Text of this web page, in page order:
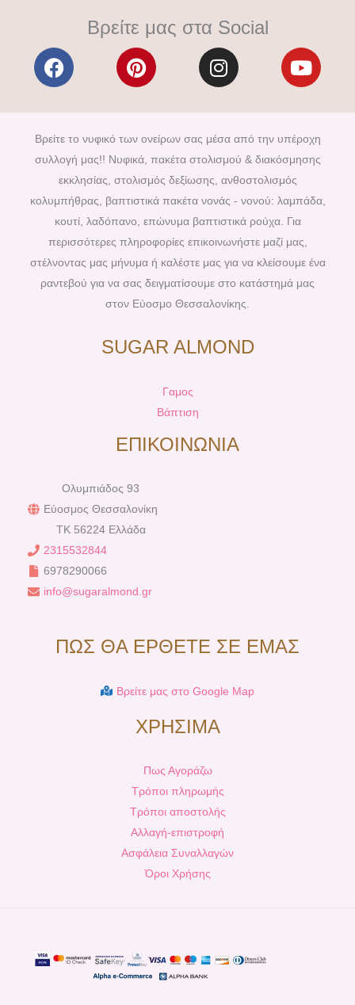
Βρείτε μας στα Social
F
a
e
b
o
o
k
P
i
t
e
r
e
s
t
I
n
t
a
g
r
a
m
Y
o
t
u
b
Βρείτε το νυφικό των ονείρων σας μέσα από την υπέροχη
συλλογή μας!! Νυφικά, πακέτα στολισμού & διακόσμησης
εκκλησίας, στολισμός δεξίωσης, ανθοστολισμός
κολυμπήθρας, βαπτιστικά πακέτα νονάς - νονού: λαμπάδα,
κουτί, λαδόπανο, επώνυμα βαπτιστικά ρούχα. Για
περισσότερες πληροφορίες επικοινωνήστε μαζί μας,
στέλνοντας μας μήνυμα ή καλέστε μας για να κλείσουμε ένα
ραντεβού για να σας δειγματίσουμε στο κατάστημά μας
στον Εύοσμο Θεσσαλονίκης.
SUGAR ALMOND
Γαμος
Βάπτιση
ΕΠΙΚΟΙΝΩΝΙΑ
Ολυμπιάδος 93
Εύοσμος Θεσσαλονίκη
TK 56224 Ελλάδα
2315532844
6978290066
info@sugaralmond.gr
ΠΩΣ ΘΑ ΕΡΘΕΤΕ ΣΕ ΕΜΑΣ
Βρείτε μας στο Google Map
ΧΡΗΣΙΜΑ
Πως Αγοράζω
Τρόποι πληρωμής
Τρόποι αποστολής
Αλλαγή-επιστροφή
Ασφάλεια Συναλλαγών
Όροι Χρήσης